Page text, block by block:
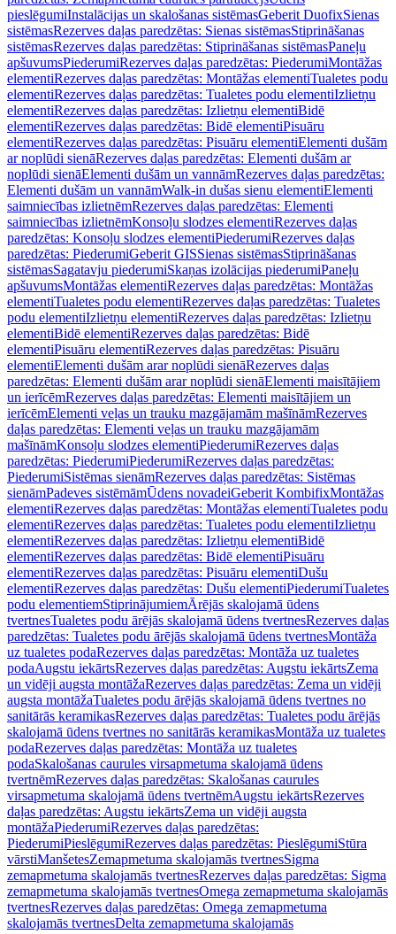
pieslēgumiInstalācijas un skalošanas sistēmasGeberit DuofixSienas
sistēmasRezerves daļas paredzētas: Sienas sistēmasStiprināšanas
sistēmasRezerves daļas paredzētas: Stiprināšanas sistēmasPaneļu
apšuvumsPiederumiRezerves daļas paredzētas: PiederumiMontāžas
elementiRezerves daļas paredzētas: Montāžas elementiTualetes podu
elementiRezerves daļas paredzētas: Tualetes podu elementiIzlietņu
elementiRezerves daļas paredzētas: Izlietņu elementiBidē
elementiRezerves daļas paredzētas: Bidē elementiPisuāru
elementiRezerves daļas paredzētas: Pisuāru elementiElementi dušām
ar noplūdi sienāRezerves daļas paredzētas: Elementi dušām ar
noplūdi sienāElementi dušām un vannāmRezerves daļas paredzētas:
Elementi dušām un vannāmWalk-in dušas sienu elementiElementi
saimniecības izlietnēmRezerves daļas paredzētas: Elementi
saimniecības izlietnēmKonsoļu slodzes elementiRezerves daļas
paredzētas: Konsoļu slodzes elementiPiederumiRezerves daļas
paredzētas: PiederumiGeberit GISSienas sistēmasStiprināšanas
sistēmasSagatavju piederumiSkaņas izolācijas piederumiPaneļu
apšuvumsMontāžas elementiRezerves daļas paredzētas: Montāžas
elementiTualetes podu elementiRezerves daļas paredzētas: Tualetes
podu elementiIzlietņu elementiRezerves daļas paredzētas: Izlietņu
elementiBidē elementiRezerves daļas paredzētas: Bidē
elementiPisuāru elementiRezerves daļas paredzētas: Pisuāru
elementiElementi dušām arar noplūdi sienāRezerves daļas
paredzētas: Elementi dušām arar noplūdi sienāElementi maisītājiem
un ierīcēmRezerves daļas paredzētas: Elementi maisītājiem un
ierīcēmElementi veļas un trauku mazgājamām mašīnāmRezerves
daļas paredzētas: Elementi veļas un trauku mazgājamām
mašīnāmKonsoļu slodzes elementiPiederumiRezerves daļas
paredzētas: PiederumiPiederumiRezerves daļas paredzētas:
PiederumiSistēmas sienāmRezerves daļas paredzētas: Sistēmas
sienāmPadeves sistēmāmŪdens novadeiGeberit KombifixMontāžas
elementiRezerves daļas paredzētas: Montāžas elementiTualetes podu
elementiRezerves daļas paredzētas: Tualetes podu elementiIzlietņu
elementiRezerves daļas paredzētas: Izlietņu elementiBidē
elementiRezerves daļas paredzētas: Bidē elementiPisuāru
elementiRezerves daļas paredzētas: Pisuāru elementiDušu
elementiRezerves daļas paredzētas: Dušu elementiPiederumiTualetes
podu elementiemStiprinājumiemĀrējās skalojamā ūdens
tvertnesTualetes podu ārējās skalojamā ūdens tvertnesRezerves daļas
paredzētas: Tualetes podu ārējās skalojamā ūdens tvertnesMontāža
uz tualetes podaRezerves daļas paredzētas: Montāža uz tualetes
podaAugstu iekārtsRezerves daļas paredzētas: Augstu iekārtsZema
un vidēji augsta montāžaRezerves daļas paredzētas: Zema un vidēji
augsta montāžaTualetes podu ārējās skalojamā ūdens tvertnes no
sanitārās keramikasRezerves daļas paredzētas: Tualetes podu ārējās
skalojamā ūdens tvertnes no sanitārās keramikasMontāža uz tualetes
podaRezerves daļas paredzētas: Montāža uz tualetes
podaSkalošanas caurules virsapmetuma skalojamā ūdens
tvertnēmRezerves daļas paredzētas: Skalošanas caurules
virsapmetuma skalojamā ūdens tvertnēmAugstu iekārtsRezerves
daļas paredzētas: Augstu iekārtsZema un vidēji augsta
montāžaPiederumiRezerves daļas paredzētas:
PiederumiPieslēgumiRezerves daļas paredzētas: PieslēgumiStūra
vārstiManšetesZemapmetuma skalojamās tvertnesSigma
zemapmetuma skalojamās tvertnesRezerves daļas paredzētas: Sigma
zemapmetuma skalojamās tvertnesOmega zemapmetuma skalojamās
tvertnesRezerves daļas paredzētas: Omega zemapmetuma
skalojamās tvertnesDelta zemapmetuma skalojamās